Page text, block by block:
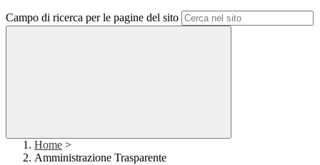
Campo di ricerca per le pagine del sito
Home >
Amministrazione Trasparente